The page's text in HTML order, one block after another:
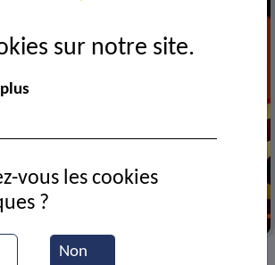
> Ressources documentaires
sur notre site.
Non
vous les cookies
?